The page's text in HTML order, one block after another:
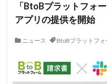
「BtoBプラットフォ
アプリの提供を開始
ニュース BtoBプラットフォ